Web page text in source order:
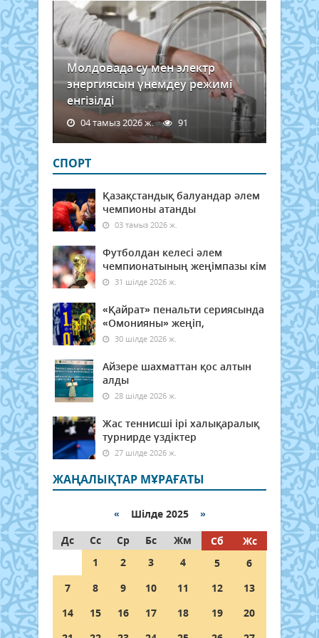
Молдовада су мен электр
энергиясын үнемдеу режимі
енгізілді
04 тамыз 2026 ж. 91
СПОРТ
Қазақстандық балуандар әлем
чемпионы атанды
03 тамыз 2026 ж.
Футболдан келесі әлем
чемпионатының жеңімпазы кім
31 шілде 2026 ж.
«Қайрат» пенальти сериясында
«Омонияны» жеңіп,
30 шілде 2026 ж.
Айзере шахматтан қос алтын
алды
28 шілде 2026 ж.
Жас теннисші ірі халықаралық
турнирде үздіктер
27 шілде 2026 ж.
ЖАҢАЛЫҚТАР МҰРАҒАТЫ
« Шілде 2025 »
Дс
Сс Ср Бс Жм Сб
Жс
1
2 3 4 5
6
7
8 9 10 11 12
13
14
15 16 17 18 19
20